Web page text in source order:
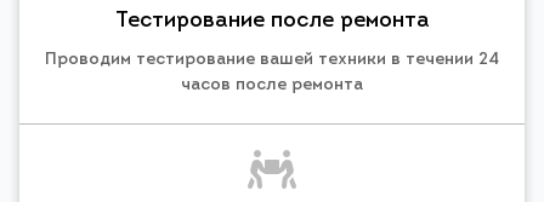
Тестирование после ремонта
Проводим тестирование вашей техники в течении 24
часов после ремонта